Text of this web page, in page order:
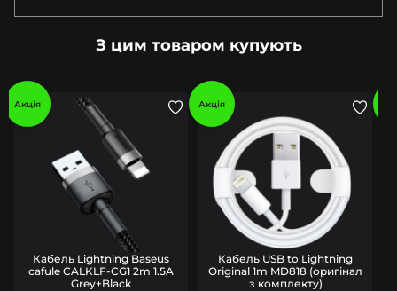
З цим товаром купують
Акція
Кабель Lightning Baseus
cafule CALKLF-CG1 2m 1.5A
Grey+Black
Акція
Кабель USB to Lightning
Original 1m MD818 (оригінал
з комплекту)